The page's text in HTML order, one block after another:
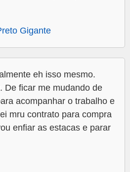
Gigante
eh isso mesmo.
De ficar me mudando de
acompanhar o trabalho e
mru contrato para compra
enfiar as estacas e parar